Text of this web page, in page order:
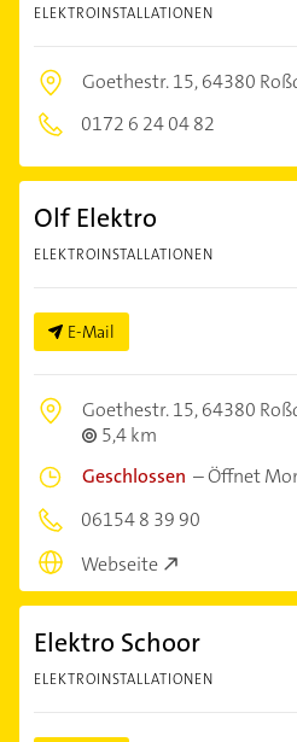
ELEKTROINSTALLATIONEN
Goethestr. 15,64380
0172 6 24 04 82
Olf Elektro
ELEKTROINSTALLATIONEN
E-Mail
Goethestr. 15,64380
5,4 km
Geschlossen –Öffnet
06154 8 39 90
Webseite
Elektro Schoor
ELEKTROINSTALLATIONEN